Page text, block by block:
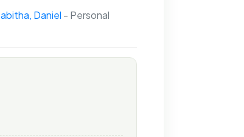
Daniel - Personal